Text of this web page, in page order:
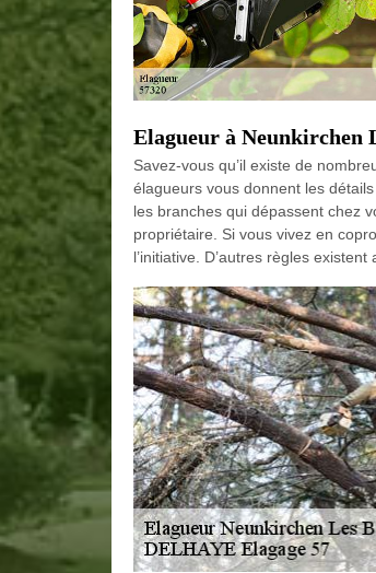
Elagueur à Neunkirchen
Savez-vous qu’il existe de
élagueurs vous donnent les
les branches qui dépassent chez
propriétaire. Si vous vivez en
l’initiative. D’autres règles